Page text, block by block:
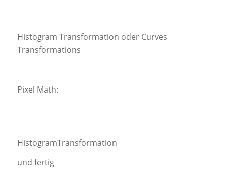
Histogram Transformation oder Curves
Transformations
Pixel Math:
HistogramTransformation
und fertig